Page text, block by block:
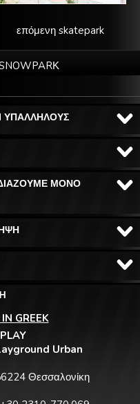
επόμενη skatepark
ΥΠΑΛΛΗΛΟΥΣ
ΜΟΝΟ
GREEK
Urban
Θεσσαλονίκη